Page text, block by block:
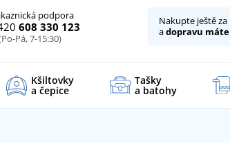
podpora
608 330 123
Pá, 7-15:30)
Nakupte ještě za
adopravu
Kšiltovky
a čepice
Tašky
a batohy